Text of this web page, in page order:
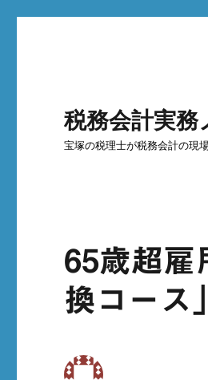
税務会計実務
宝塚の税理士が税務会計の現
65歳超雇
換コース」